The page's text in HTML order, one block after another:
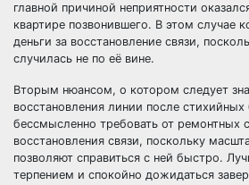
главной причиной неприятности
квартире позвонившего. В этом случае
деньги за восстановление связи,
случилась не по её вине.
Вторым нюансом, о котором следует
восстановления линии после
бессмысленно требовать от ремонтных
восстановления связи, поскольку
позволяют справиться с ней быстро.
терпением и спокойно дожидаться